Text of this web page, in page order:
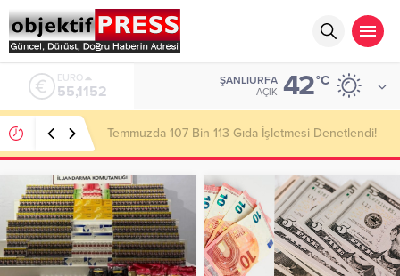
ALTIN
6.529,72
ŞANLIURFA
AÇIK 42°C
Başkan Gülpınar Kırsaldaki Yol Çalışmalarını
İnceledi!